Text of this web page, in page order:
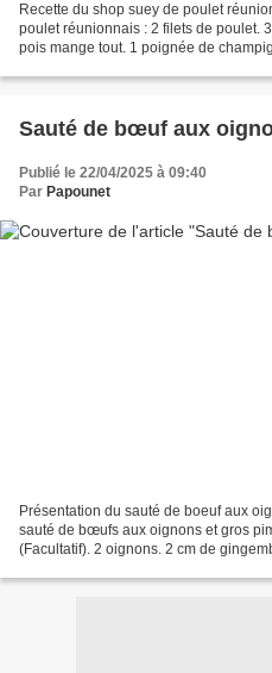
Recette du shop suey de poulet
poulet réunionnais : 2 filets de poulet.
pois mange tout. 1 poignée de
Sauté de bœuf aux
Publié le 22/04/2025 à 09:40
Par Papounet
Présentation du sauté de boeuf aux
sauté de bœufs aux oignons et gros
(Facultatif). 2 oignons. 2 cm de